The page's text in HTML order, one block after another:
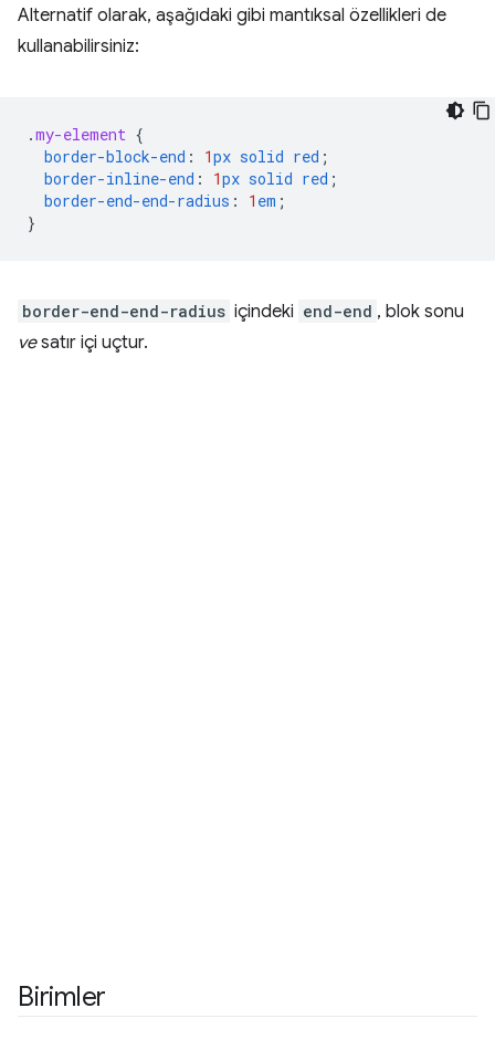
Alternatif olarak, aşağıdaki gibi mantıksal özellikleri de
kullanabilirsiniz:
.my-element {
border-block-end : 1px solid red ;
border-inline-end : 1px solid red ;
border-end-end-radius : 1 em ;
}
border-end-end-radius içindeki end-end , blok sonu
vesatır içi uçtur.
Birimler